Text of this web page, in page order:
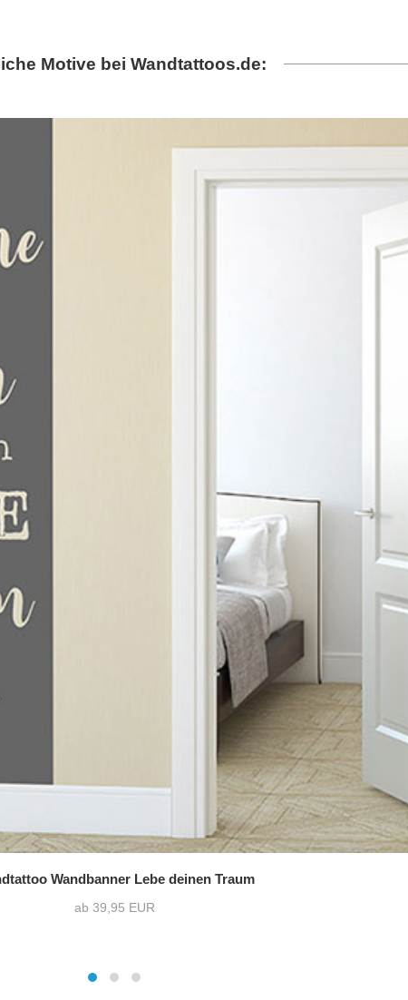
Motive bei Wandtattoos.de:
Wandbanner Lebe deinen Traum
ab 39,95 EUR